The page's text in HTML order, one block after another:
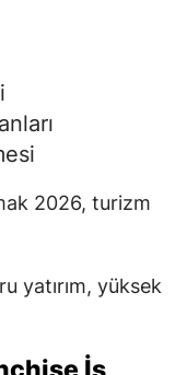
2026, turizm
yatırım, yüksek